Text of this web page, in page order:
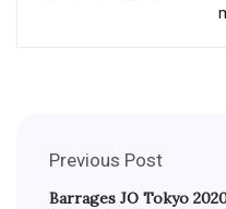
Previous Post
Barrages JO Tokyo